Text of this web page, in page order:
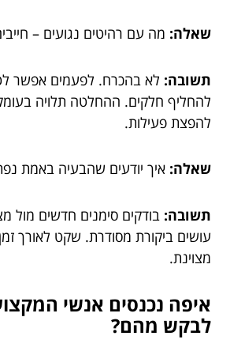
שאלה: מה עם רהיטים נגועים –
תשובה: לא בהכרח. לפעמים אפשר
להחליף חלקים. ההחלטה תלויה בעומק
להפצת פעילות.
שאלה: איך יודעים שהבעיה באמת
תשובה: בודקים סימנים חדשים מול
עושים ביקורת מסודרת. שקט לאורך
מצוינת.
איפה נכנסים אנשי
לבקש מהם?